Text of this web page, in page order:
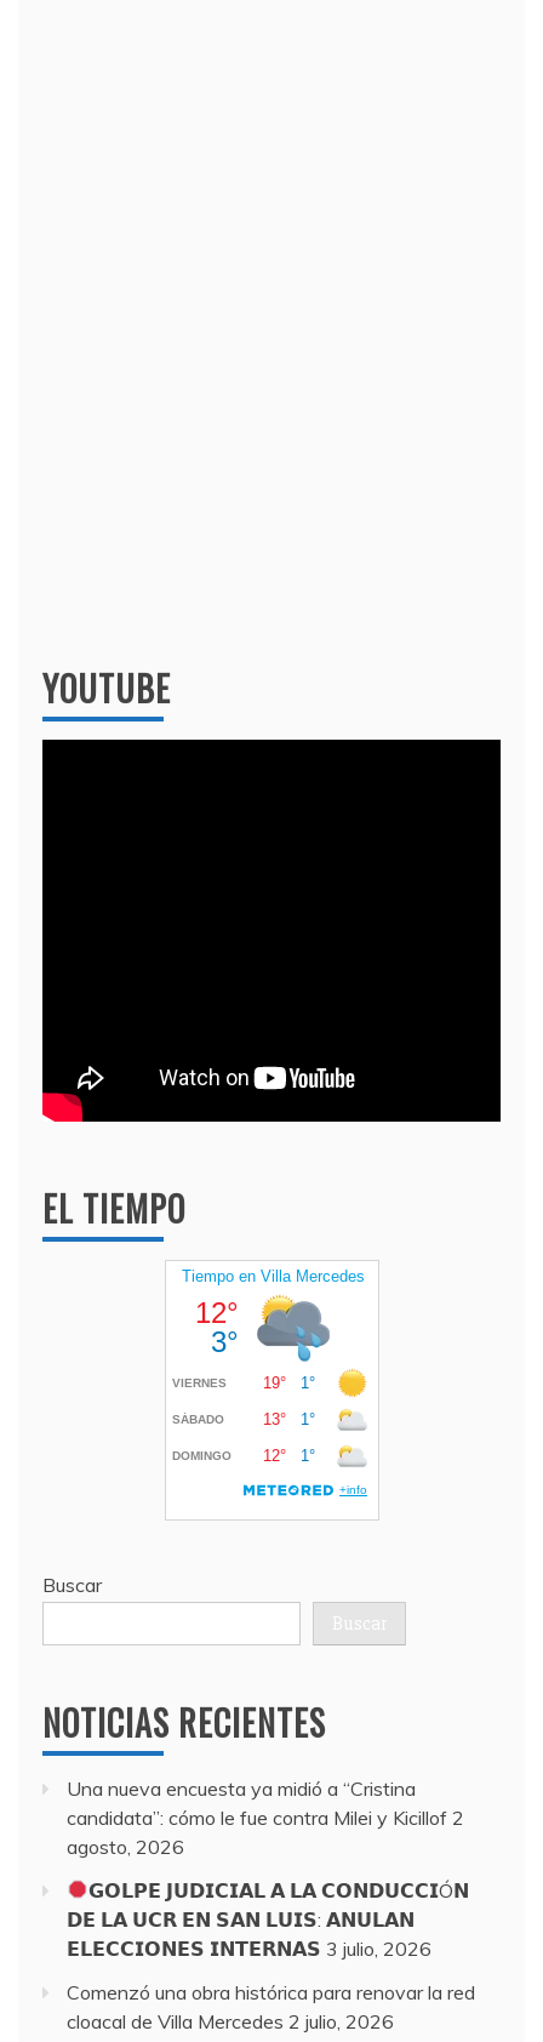
YOUTUBE
EL TIEMPO
Buscar
Buscar
NOTICIAS RECIENTES
Una nueva encuesta ya midió a “Cristina
candidata”: cómo le fue contra Milei y Kicillof 2
agosto, 2026
𝗚𝗢𝗟𝗣𝗘 𝗝𝗨𝗗𝗜𝗖𝗜𝗔𝗟 𝗔 𝗟𝗔 𝗖𝗢𝗡𝗗𝗨𝗖𝗖𝗜Ó𝗡
𝗗𝗘 𝗟𝗔 𝗨𝗖𝗥 𝗘𝗡 𝗦𝗔𝗡 𝗟𝗨𝗜𝗦: 𝗔𝗡𝗨𝗟𝗔𝗡
𝗘𝗟𝗘𝗖𝗖𝗜𝗢𝗡𝗘𝗦 𝗜𝗡𝗧𝗘𝗥𝗡𝗔𝗦 3 julio, 2026
Comenzó una obra histórica para renovar la red
cloacal de Villa Mercedes 2 julio, 2026